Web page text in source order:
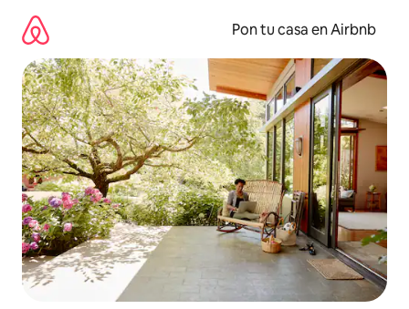
contenido
Pon tu casa en Airbnb